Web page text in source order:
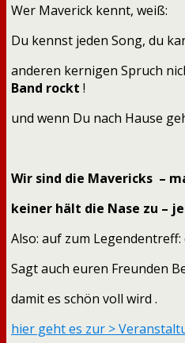
Wer Maverick kennt, weiß:
Du kennst jeden Song, du
anderen kernigen Spruch
Band rockt !
und wenn Du nach Hause
Wir sind die Mavericks –
keiner hält die Nase zu –
Also: auf zum
Sagt auch euren Freunden
damit es schön voll wird .
hier geht es zur >